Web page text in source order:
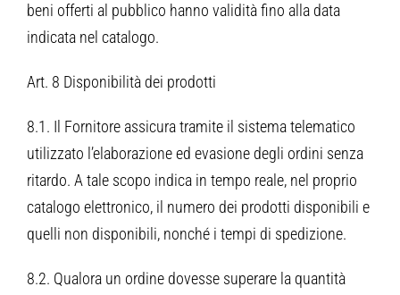
beni offerti al pubblico hanno validità fino alla data
indicata nel catalogo.
Art. 8 Disponibilità dei prodotti
8.1. Il Fornitore assicura tramite il sistema telematico
utilizzato l’elaborazione ed evasione degli ordini senza
ritardo. A tale scopo indica in tempo reale, nel proprio
catalogo elettronico, il numero dei prodotti disponibili e
quelli non disponibili, nonché i tempi di spedizione.
8.2. Qualora un ordine dovesse superare la quantità